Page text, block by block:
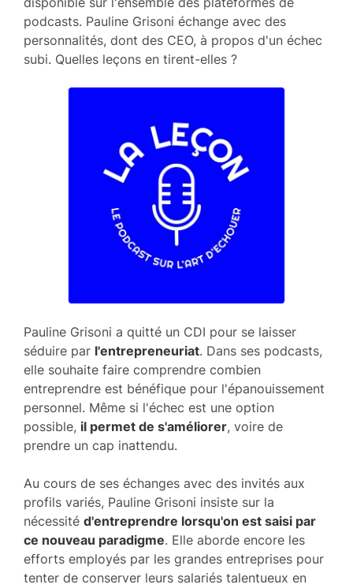
podcasts. Pauline Grisoni échange avec des
personnalités, dont des CEO, à propos d'un échec
subi. Quelles leçons en tirent-elles ?
Pauline Grisoni a quitté un CDI pour se laisser
séduire par l'entrepreneuriat. Dans ses podcasts,
elle souhaite faire comprendre combien
entreprendre est bénéfique pour l'épanouissement
personnel. Même si l'échec est une option
possible, il permet de s'améliorer, voire de
prendre un cap inattendu.
Au cours de ses échanges avec des invités aux
profils variés, Pauline Grisoni insiste sur la
nécessité d'entreprendre lorsqu'on est saisi par
ce nouveau paradigme. Elle aborde encore les
efforts employés par les grandes entreprises pour
tenter de conserver leurs salariés talentueux en